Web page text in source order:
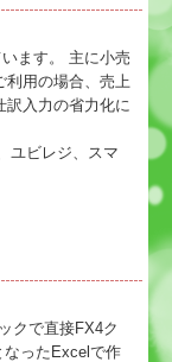
ます。 主に小売
利用の場合、売上
入力の省力化に
ユビレジ、スマ
クで直接FX4ク
なったExcelで作